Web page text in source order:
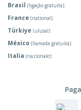
Brasil (ligação gratuita):
France (national):
Türkiye (ulusal):
México (llamada gratuita):
Italia (nazionale):